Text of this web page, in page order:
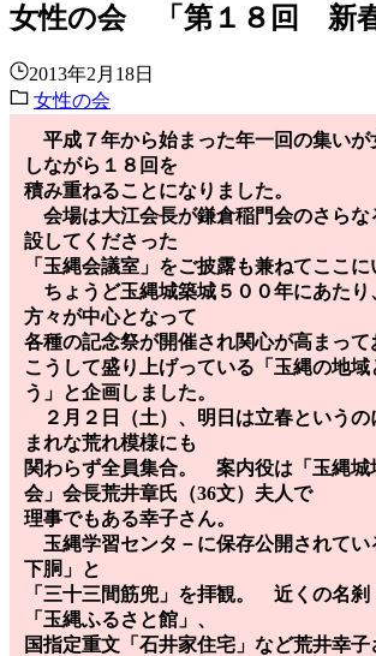
女性の会 「第１８回 新春
2013年2月18日
女性の会
平成７年から始まった年一回の集いが
しながら１８回を
積み重ねることになりました。
会場は大江会長が鎌倉稲門会のさらな
設してくださった
「玉縄会議室」をご披露も兼ねてここに
ちょうど玉縄城築城５００年にあたり
方々が中心となって
各種の記念祭が開催され関心が高まって
こうして盛り上げっている「玉縄の地域
う」と企画しました。
２月２日（土）、明日は立春というの
まれな荒れ模様にも
関わらず全員集合。 案内役は「玉縄城
会」会長荒井章氏（36文）夫人で
理事でもある幸子さん。
玉縄学習センタ－に保存公開されてい
下胴」と
「三十三間筋兜」を拝観。 近くの名刹
「玉縄ふるさと館」、
国指定重文「石井家住宅」など荒井幸子